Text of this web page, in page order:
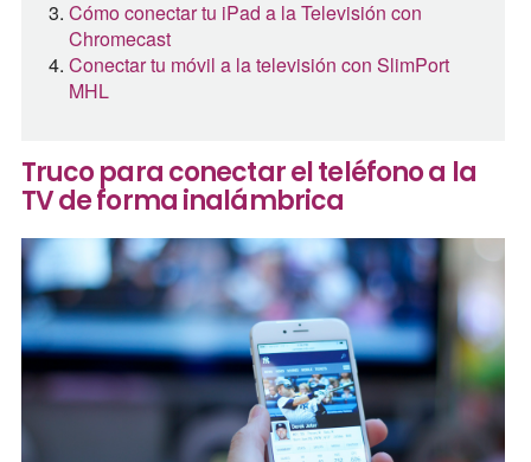
Cómo conectar tu iPad a la Televisión con
Chromecast
Conectar tu móvil a la televisión con SlimPort
MHL
Truco para conectar el teléfono a la
TV de forma inalámbrica